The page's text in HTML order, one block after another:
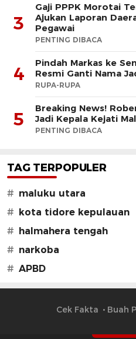
3
Gaji PPPK Morotai
Ajukan Laporan
Pegawai
PENTING DIBACA
4
Pindah Markas ke
Resmi Ganti Nama
RUPA-RUPA
5
Breaking News!
Jadi Kepala Kejati
PENTING DIBACA
TAG TERPOPULER
# maluku utara
# kota tidore kepulauan
# halmahera tengah
# narkoba
# APBD
Cek Fakta Buah